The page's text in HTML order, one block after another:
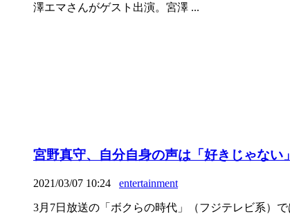
澤エマさんがゲスト出演。宮澤 ...
宮野真守、自分自身の声は「好きじゃな
2021/03/07 10:24 entertainment
3月7日放送の「ボクらの時代」（フジテレビ系）